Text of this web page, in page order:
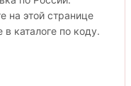
на этой странице
каталоге по коду.